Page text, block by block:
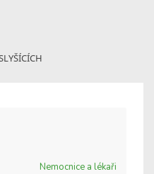
Nemocnice a lékaři